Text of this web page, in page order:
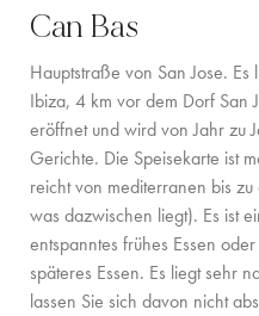
SAN JOSÉ
SANTA EULALIA
IBIZA-STADT
INSPIRATION
AUTOVERMIETUNG
BOOTCHARTER-FLOTTE
Can Bas
Hauptstraße von San Jose.
Ibiza, 4 km vor dem Dorf San
eröffnet und wird von Jahr zu
Gerichte. Die Speisekarte ist
reicht von mediterranen bis
was dazwischen liegt). Es ist
entspanntes frühes Essen
späteres Essen. Es liegt sehr
lassen Sie sich davon nicht